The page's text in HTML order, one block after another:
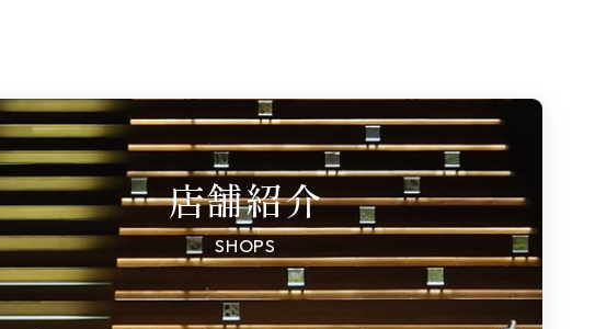
店舗紹介
SHOPS